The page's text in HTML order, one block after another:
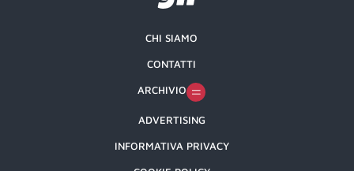
CHI SIAMO
CONTATTI
ARCHIVIO
ADVERTISING
INFORMATIVA PRIVACY